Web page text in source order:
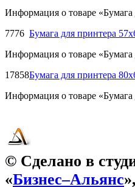
Информация о товаре «Бумага
7776 Бумага для принтера
Информация о товаре «Бумага
17858Бумага для принтера
Информация о товаре «Бумага
© Сделано в
«Бизнес–Альянс